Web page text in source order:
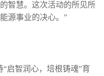
智慧。这次活动的所见所
源事业的决心。”
启智润心，培根铸魂”育